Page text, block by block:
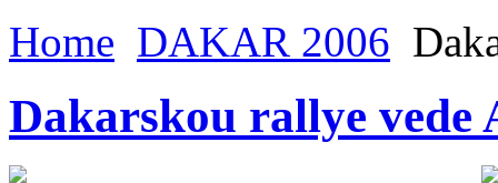
Home DAKAR 2006
Dakarskou rallye vede